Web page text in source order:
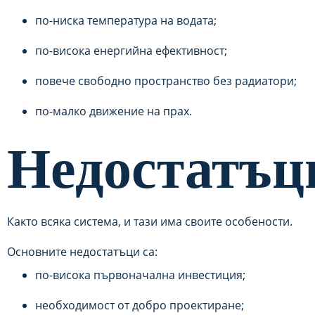
по-ниска температура на водата;
по-висока енергийна ефективност;
повече свободно пространство без радиатори;
по-малко движение на прах.
Както всяка система, и тази има своите особености.
Основните недостатъци са:
по-висока първоначална инвестиция;
необходимост от добро проектиране;